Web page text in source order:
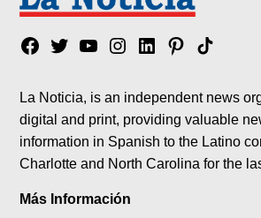
Facebook
TwitterYouTubeInstagram
LinkedinPinterest
Tik
La Noticia, is an independent news
digital and print, providing valuable
information in Spanish to the Latino
Charlotte and North Carolina for the
Más Información